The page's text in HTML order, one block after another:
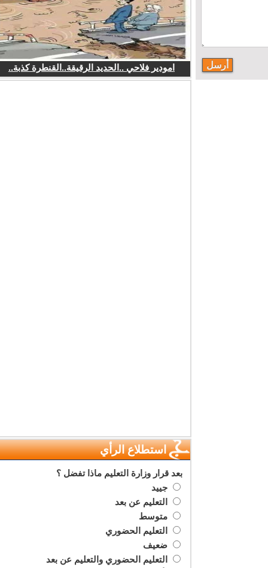
امودير فلاحي ..الحديد الرقيقة..القنطرة كذبة..
استطلاع الرأي
بعد قرار وزارة التعليم ماذا تفضل ؟
جييد
التعليم عن بعد
متوسط
التعليم الحضوري
ضعيف
التعليم الحضوري والتعليم عن بعد